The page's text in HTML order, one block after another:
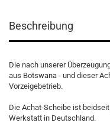
Beschreibung
Die nach unserer
aus Botswana - und dieser
Vorzeigebetrieb.
Die Achat-Scheibe ist
Werkstatt in Deutschland.